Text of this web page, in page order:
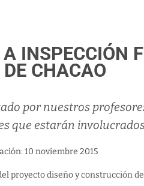
A INSPECCIÓN
CHACAO
por nuestros
que estarán
10 noviembre 2015
proyecto diseño y construcción